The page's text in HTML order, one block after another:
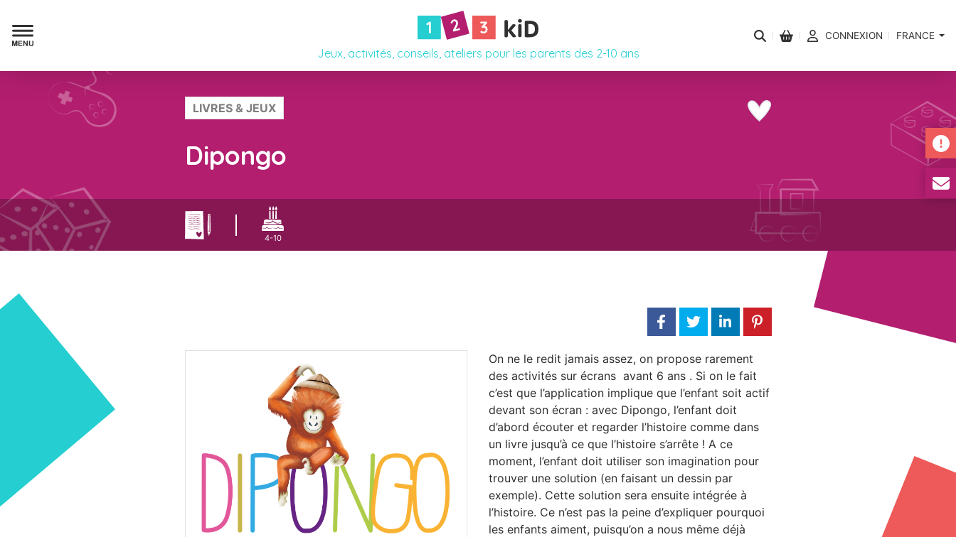
Jeux, activités, conseils, ateliers pour les parents des 2-10 ans
CONNEXION FRANCE
LIVRES & JEUX
Dipongo
4-10
On ne le redit jamais assez, on propose rarement
des activités sur écrans avant 6 ans . Si on le fait
c’est que l’application implique que l’enfant soit actif
devant son écran : avec Dipongo, l’enfant doit
d’abord écouter et regarder l’histoire comme dans
un livre jusqu’à ce que l’histoire s’arrête ! A ce
moment, l’enfant doit utiliser son imagination pour
trouver une solution (en faisant un dessin par
exemple). Cette solution sera ensuite intégrée à
l’histoire. Ce n’est pas la peine d’expliquer pourquoi
les enfants aiment, puisqu’on a nous même déjà